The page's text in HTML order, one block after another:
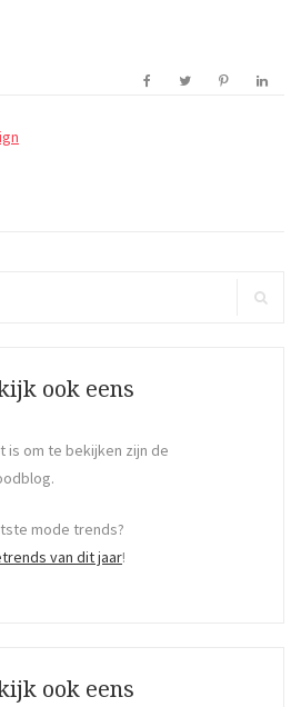
ook eens
is om te bekijken zijn de
mode trends?
van dit jaar!
ook eens